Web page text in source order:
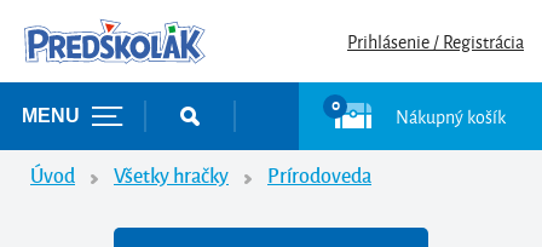
Prihlásenie / Registrácia
MENU
0 Nákupný košík
Úvod Všetky hračky Prírodoveda